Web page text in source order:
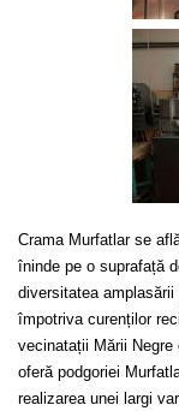
Crama Murfatlar se
îninde pe o suprafață
diversitatea
împotriva curenților
vecinatații Mării
oferă podgoriei
realizarea unei largi